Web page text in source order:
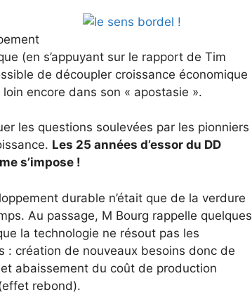
(en s’appuyant sur le rapport de Tim
de découpler croissance économique
encore dans son « apostasie ».
les questions soulevées par les pionniers
Les 25 années d’essor du DD
s’impose !
durable n’était que de la verdure
Au passage, M Bourg rappelle quelques
la technologie ne résout pas les
: création de nouveaux besoins donc de
abaissement du coût de production
rebond).